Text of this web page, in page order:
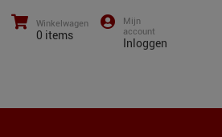
Winkelwagen
0 items
Inloggen